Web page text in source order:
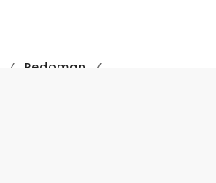
Pedoman